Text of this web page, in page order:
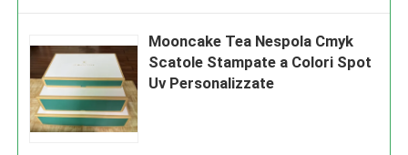
Mooncake Tea Nespola Cmyk
Scatole Stampate a Colori Spot
Uv Personalizzate